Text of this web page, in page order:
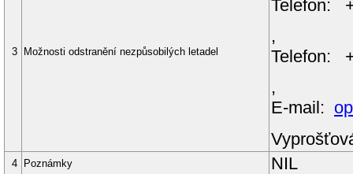
3 Možnosti odstranění nezpůsobilých letadel
Telefon:
,
Telefon:
,
E-mail:
4 Poznámky NIL